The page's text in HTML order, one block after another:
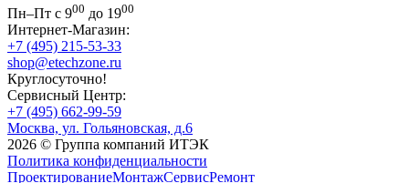
Пн–Пт с 900 до 1900
Интернет-Магазин:
+7 (495) 215-53-33
shop@etechzone.ru
Круглосуточно!
Сервисный Центр:
+7 (495) 662-99-59
Москва, ул. Гольяновская, д.6
2026 © Группа компаний ИТЭК
Политика конфиденциальности
ПроектированиеМонтажСервисРемонт